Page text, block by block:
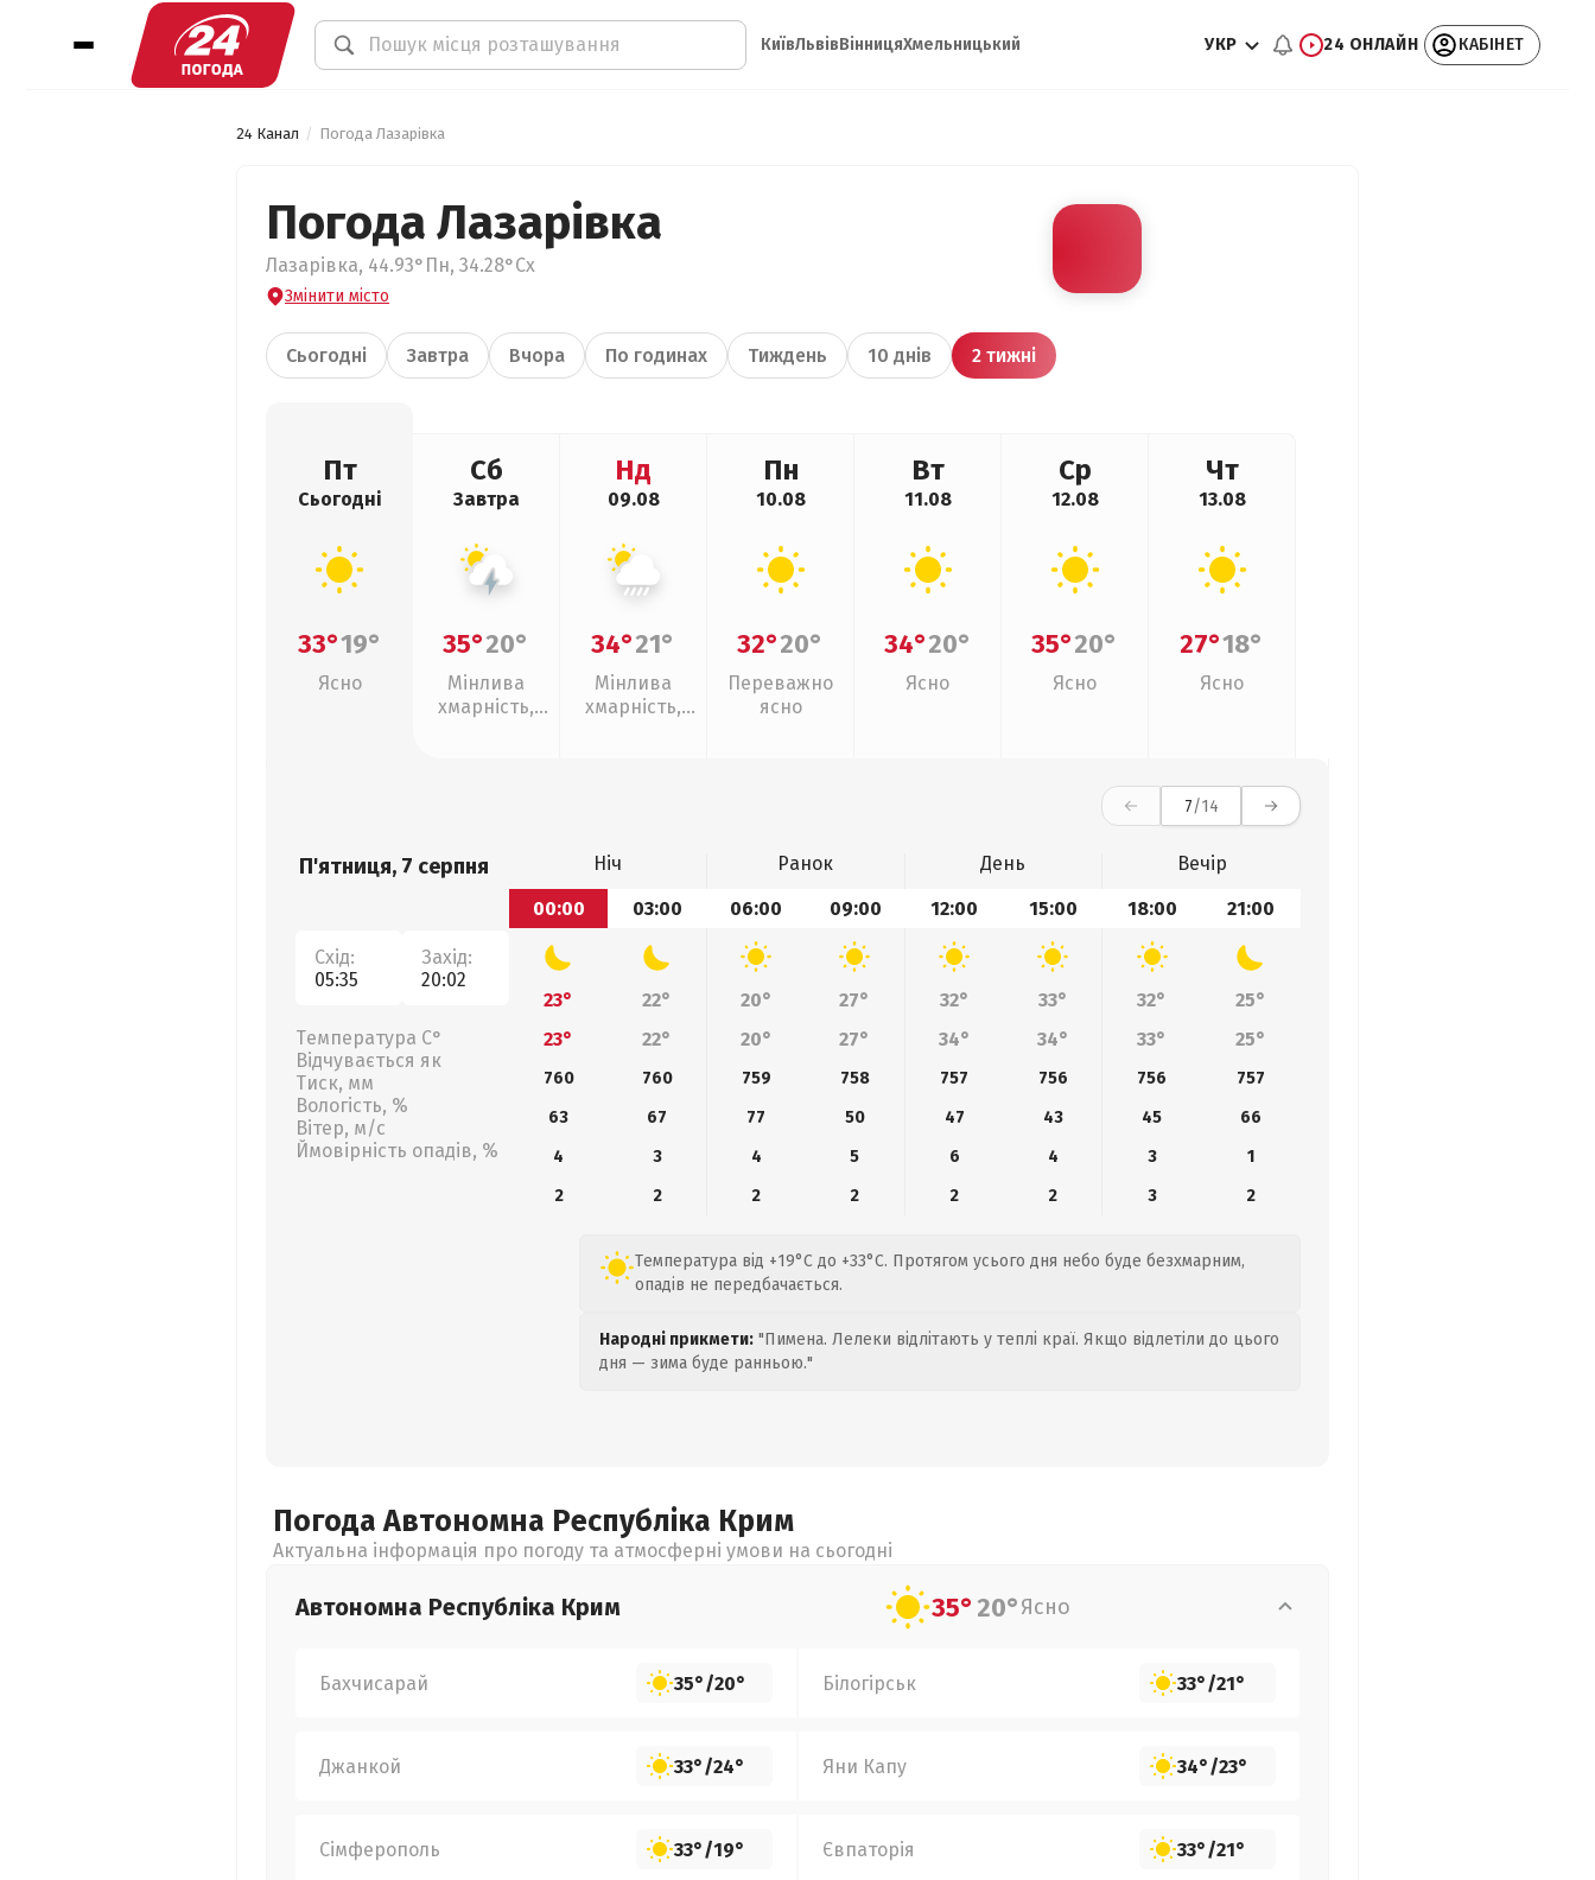
КиївЛьвівВінницяХмельницький УКР 24 ОНЛАЙН КАБІНЕТ
24 Канал Погода Лазарівка
Погода Лазарівка
Лазарівка, 44.93°Пн, 34.28°Сх
Змінити місто
Сьогодні Завтра Вчора По годинах Тиждень 10 днів 2 тижні
Пт
Сьогодні
33°19°
Ясно
Сб
Завтра
35°20°
Мінлива
хмарність,
Нд
09.08
34°21°
Мінлива
хмарність,
Пн
10.08
32°20°
Переважно
ясно
Вт
11.08
34°20°
Ясно
Ср
12.08
35°20°
Ясно
Чт
13.08
27°18°
Ясно
7/14
П'ятниця, 7 серпня
Схід:
05:35
Захід:
20:02
Температура С°
Відчувається як
Тиск, мм
Вологість, %
Вітер, м/с
Ймовірність опадів, %
Ніч Ранок День
Вечір
00:00
03:00 06:00 09:00 12:00 15:00 18:00 21:00
23° 22° 20° 27° 32° 33° 32°
25°
23°
22° 20° 27° 34° 34° 33° 25°
760 760 759 758 757 756 756
757
63
67 77 50 47 43 45
66
4
3 4 5 6 4 3
1
2
2 2 2 2 2 3 2
Температура від +19°C до +33°C. Протягом усього дня небо буде безхмарним,
опадів не передбачається.
Народні прикмети: "Пимена. Лелеки відлітають у теплі краї. Якщо відлетіли до цього
дня — зима буде ранньою."
Погода Автономна Республіка Крим
Актуальна інформація про погоду та атмосферні умови на сьогодні
Автономна Республіка Крим 35°20°Ясно
Бахчисарай 35°/20° Білогірськ 33°/21°
Джанкой 33°/24° Яни Капу 34°/23°
Сімферополь 33°/19° Євпаторія 33°/21°